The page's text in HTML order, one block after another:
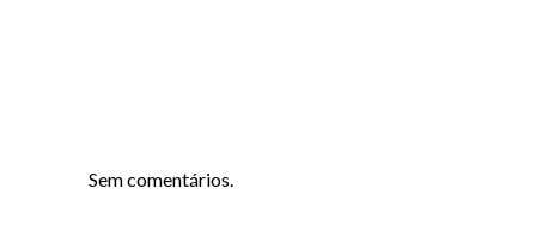
Sem comentários.